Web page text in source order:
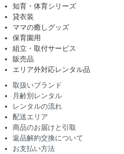
知育・体育シリーズ
貸衣装
ママの癒しグッズ
保育園用
組立・取付サービス
販売品
エリア外対応レンタル品
取扱いブランド
月齢別レンタル
レンタルの流れ
配送エリア
商品のお届けと引取
返品解約交換について
お支払い方法